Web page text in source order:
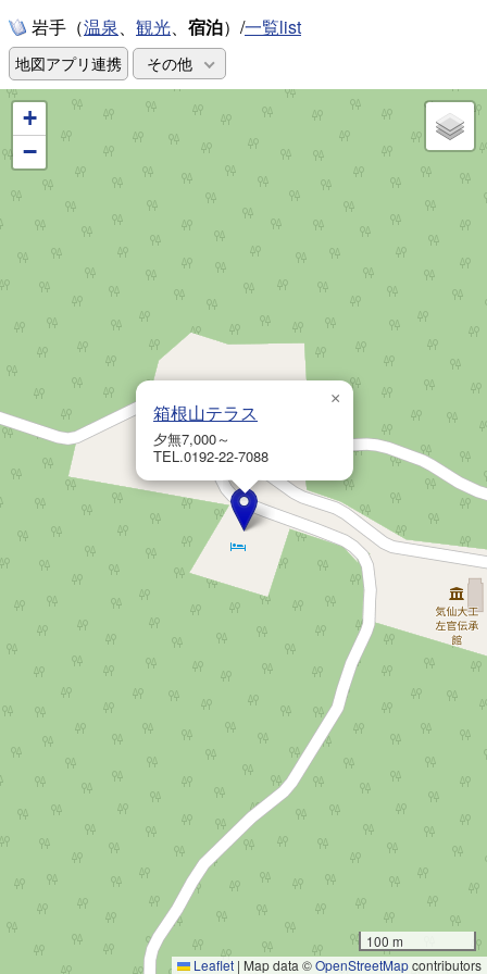
岩手（温泉 、 観光、 宿泊）/一覧list
地図アプリ連携 その他
箱根山テラス
夕無7,000～
TEL.0192-22-7088
×
+
−
100 m
Leaflet | Map data ©OpenStreetMapcontributors